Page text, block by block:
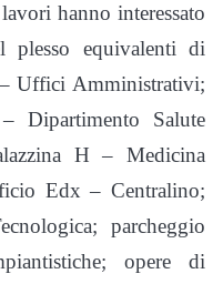
hanno interessato
plesso equivalenti di
Uffici Amministrativi;
Dipartimento Salute
H – Medicina
Edx – Centralino;
parcheggio
opere di